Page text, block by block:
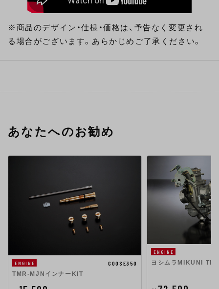
※商品のデザイン・仕様・価格は、予告なく変更され
る場合がございます。あらかじめご了承ください。
あなたへのお勧め
ENGINE
GOOSE350
TMR-MJNインナーKIT
ENGINE
ヨシムラMIKUNI